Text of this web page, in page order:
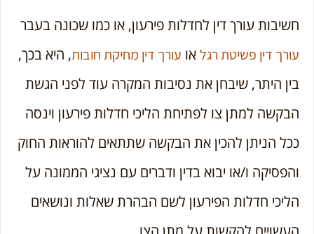
חשיבות עורך דין לחדלות פירעון, או כמו שכונה בעבר
עורך דין פשיטת רגלאו עורך דין מחיקת חובות, היא בכך,
בין היתר, שיבחן את נסיבות המקרה עוד לפני הגשת
הבקשה למתן צו לפתיחת הליכי חדלות פירעון וינסה
ככל הניתן להכין את הבקשה שתתאים להוראות החוק
והפסיקה ו/או יבוא בדין ודברים עם נציגי הממונה על
הליכי חדלות הפירעון לשם הבהרת שאלות ונושאים